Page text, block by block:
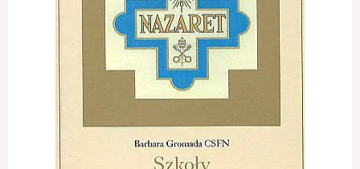
Konieczne
Te pliki cookie